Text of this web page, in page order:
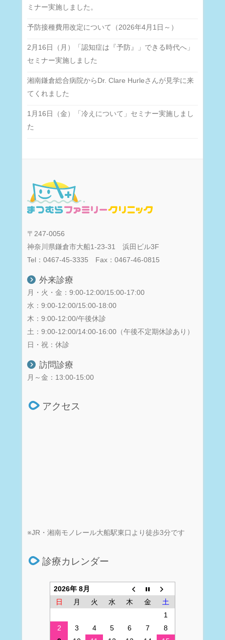
ミナー実施しました。
予防接種費用改定について（2026年4月1日～）
2月16日（月）「認知症は『予防』」できる時代へ」
セミナー実施しました
湘南鎌倉総合病院からDr. Clare Hurleさんが見学に来
てくれました
1月16日（金）「冷えについて」セミナー実施しまし
た
〒247-0056
神奈川県鎌倉市大船1-23-31 浜田ビル3F
Tel：0467-45-3335 Fax：0467-46-0815
外来診療
月・火・金：9:00-12:00/15:00-17:00
水：9:00-12:00/15:00-18:00
木：9:00-12:00/午後休診
土：9:00-12:00/14:00-16:00（午後不定期休診あり）
日・祝：休診
訪問診療
月～金：13:00-15:00
アクセス
※JR・湘南モノレール大船駅東口より徒歩3分です
診療カレンダー
2026年 8月
日
月 火 水 木 金
土
1
2
3 4 5 6 7
8